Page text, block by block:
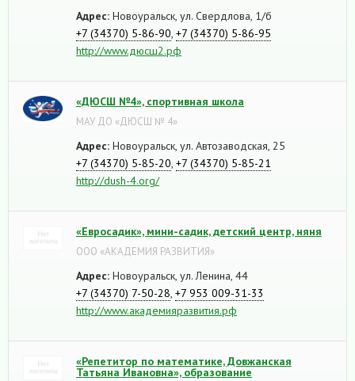
Адрес: Новоуральск, ул. Свердлова, 1/б
+7 (34370) 5-86-90, +7 (34370) 5-86-95
http://www.дюсш2.рф
«ДЮСШ №4», спортивная школа
МАУ ДО «ДЮСШ № 4»
Адрес: Новоуральск, ул. Автозаводская, 25
+7 (34370) 5-85-20, +7 (34370) 5-85-21
http://dush-4.org/
«Евросадик», мини-садик, детский центр, няня
ООО «АКАДЕМИЯ РАЗВИТИЯ»
Адрес: Новоуральск, ул. Ленина, 44
+7 (34370) 7-50-28, +7 953 009-31-33
http://www.академияразвития.рф
«Репетитор по математике, Довжанская
Татьяна Ивановна», образование